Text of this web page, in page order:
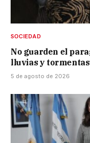
SOCIEDAD
No guarden el
lluvias y
5 de agosto de 2026